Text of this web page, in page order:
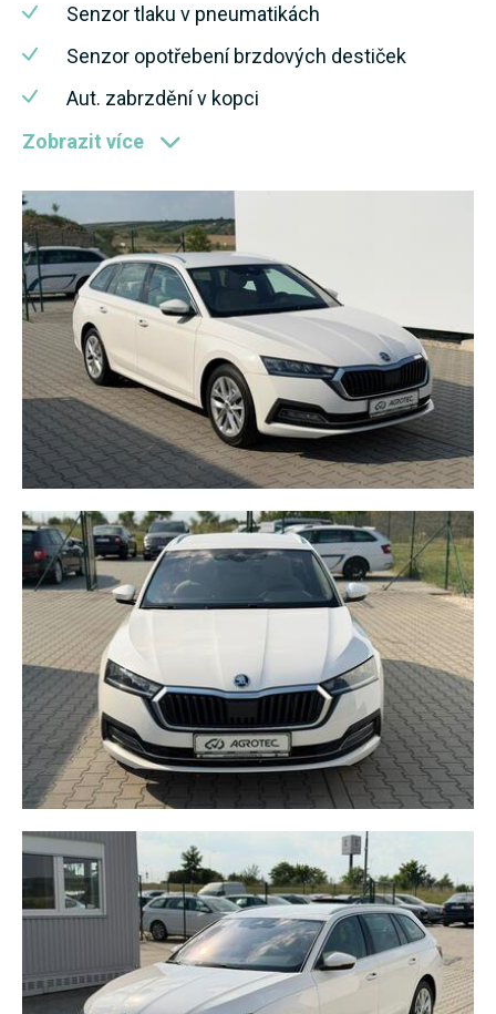
Senzor tlaku v pneumatikách
Senzor opotřebení brzdových destiček
Aut. zabrzdění v kopci
Zobrazit více